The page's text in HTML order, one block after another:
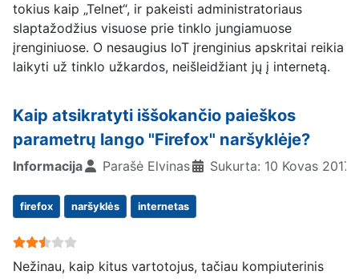
tokius kaip „Telnet“, ir pakeisti administratoriaus
slaptažodžius visuose prie tinklo jungiamuose
įrenginiuose. O nesaugius IoT įrenginius apskritai reikia
laikyti už tinklo užkardos, neišleidžiant jų į internetą.
Kaip atsikratyti iššokančio paieškos
parametrų lango "Firefox" naršyklėje?
Informacija Parašė Elvinas Sukurta: 10 Kovas 2017
firefox naršyklės internetas
User Rating:
Nežinau, kaip kitus vartotojus, tačiau kompiuterinis